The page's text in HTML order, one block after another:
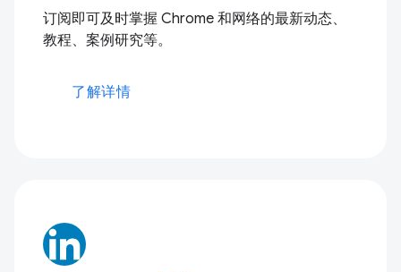
订阅即可及时掌握 Chrome 和网络的最新动态、
教程、案例研究等。
了解详情